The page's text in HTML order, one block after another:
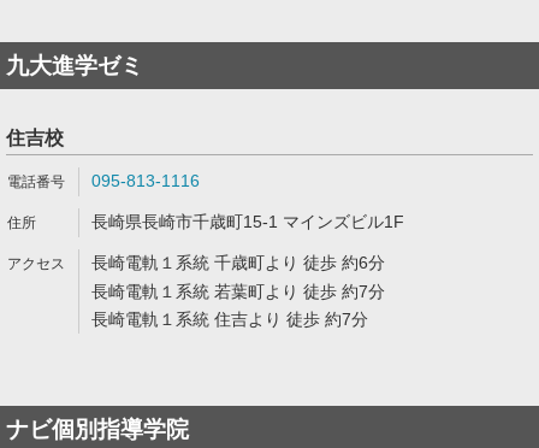
九大進学ゼミ
住吉校
095-813-1116
長崎県長崎市千歳町15-1 マインズビル1F
長崎電軌１系統 千歳町より 徒歩 約6分
長崎電軌１系統 若葉町より 徒歩 約7分
長崎電軌１系統 住吉より 徒歩 約7分
ナビ個別指導学院